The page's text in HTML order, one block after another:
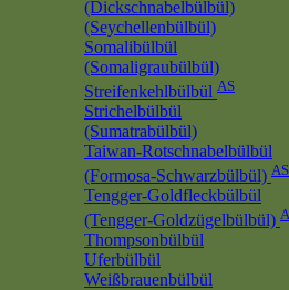
(Dickschnabelbülbül)
(Seychellenbülbül)
Somalibülbül
(Somaligraubülbül)
Streifenkehlbülbül AS
Strichelbülbül
(Sumatrabülbül)
Taiwan-Rotschnabelbülbül
(Formosa-Schwarzbülbül) AS
Tengger-Goldfleckbülbül
(Tengger-Goldzügelbülbül)
Thompsonbülbül
Uferbülbül
Weißbrauenbülbül